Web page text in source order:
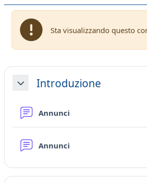
Sta visualizzando questo
Schema della sezione
MinimizzaIntroduzione
Annunci
Annunci